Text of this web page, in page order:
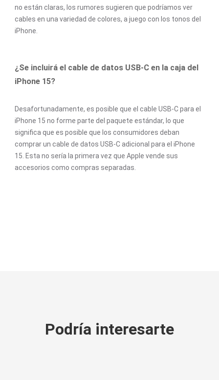
no están claras, los rumores sugieren que podríamos ver
cables en una variedad de colores, a juego con los tonos del
iPhone.
¿Se incluirá el cable de datos USB-C en la caja del
iPhone 15?
Desafortunadamente, es posible que el cable USB-C para el
iPhone 15 no forme parte del paquete estándar, lo que
significa que es posible que los consumidores deban
comprar un cable de datos USB-C adicional para el iPhone
15. Esta no sería la primera vez que Apple vende sus
accesorios como compras separadas.
Podría interesarte